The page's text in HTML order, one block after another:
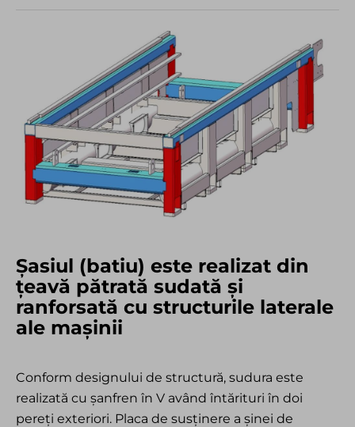
Șasiul (batiu) este realizat din
țeavă pătrată sudată și
ranforsată cu structurile laterale
ale mașinii
Conform designului de structură, sudura este
realizată cu șanfren în V având întărituri în doi
pereți exteriori. Placa de susținere a șinei de